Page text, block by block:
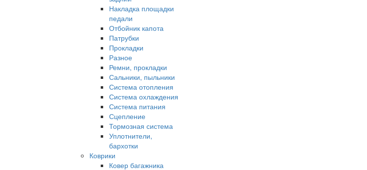
Накладка площадки
педали
Отбойник капота
Патрубки
Прокладки
Разное
Ремни, прокладки
Сальники, пыльники
Система отопления
Система охлаждения
Система питания
Сцепление
Тормозная система
Уплотнители,
бархотки
Коврики
Ковер багажника